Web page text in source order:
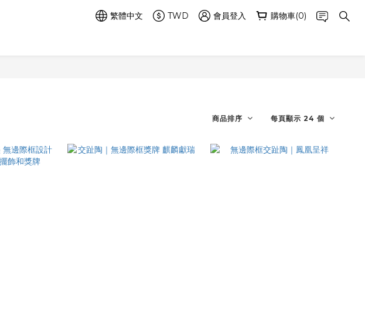
繁體中文 TWD 會員登入 購物車(0)
商品排序 每頁顯示 24 個